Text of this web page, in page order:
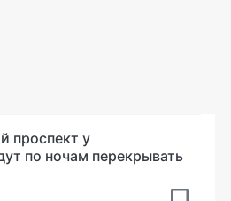
проспект у
по ночам перекрывать